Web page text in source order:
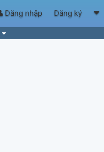
Đăng nhập Đăng ký